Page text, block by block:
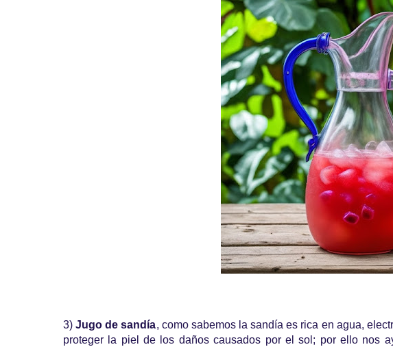
3)Jugo de sandía, como sabemos la sandía es rica en agua,
proteger la piel de los daños causados por el sol; por ello nos